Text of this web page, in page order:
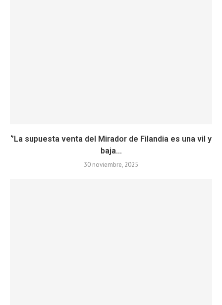
‘’La supuesta venta del Mirador de Filandia es una vil y
baja...
30 noviembre, 2025